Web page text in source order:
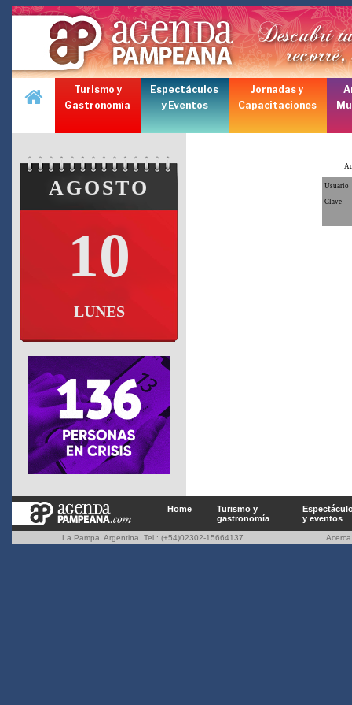
Turismo y
Gastronomía
Espectáculos
y Eventos
Jornadas y
Capacitaciones
AGOSTO
10
LUNES
Usuario
Clave
Home
Turismo y
gastronomía
y eventos
La Pampa, Argentina. Tel.: (+54)02302-15664137